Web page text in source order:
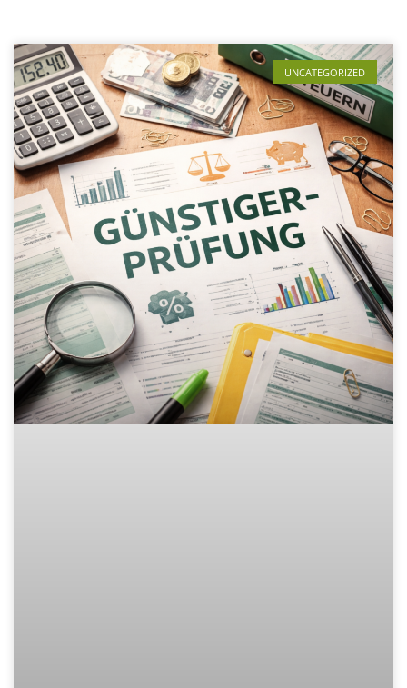
UNCATEGORIZED